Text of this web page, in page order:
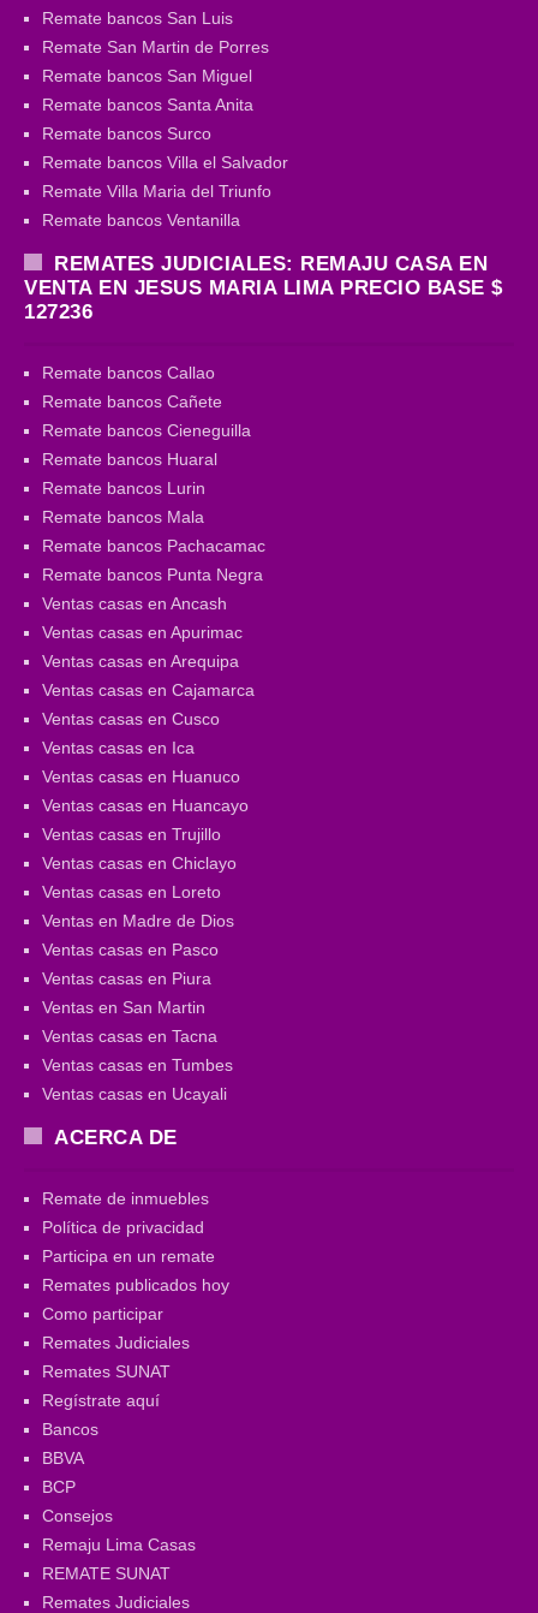
Remate bancos San Luis
Remate San Martin de Porres
Remate bancos San Miguel
Remate bancos Santa Anita
Remate bancos Surco
Remate bancos Villa el Salvador
Remate Villa Maria del Triunfo
Remate bancos Ventanilla
REMATES JUDICIALES: REMAJU CASA EN
VENTA EN JESUS MARIA LIMA PRECIO BASE $
127236
Remate bancos Callao
Remate bancos Cañete
Remate bancos Cieneguilla
Remate bancos Huaral
Remate bancos Lurin
Remate bancos Mala
Remate bancos Pachacamac
Remate bancos Punta Negra
Ventas casas en Ancash
Ventas casas en Apurimac
Ventas casas en Arequipa
Ventas casas en Cajamarca
Ventas casas en Cusco
Ventas casas en Ica
Ventas casas en Huanuco
Ventas casas en Huancayo
Ventas casas en Trujillo
Ventas casas en Chiclayo
Ventas casas en Loreto
Ventas en Madre de Dios
Ventas casas en Pasco
Ventas casas en Piura
Ventas en San Martin
Ventas casas en Tacna
Ventas casas en Tumbes
Ventas casas en Ucayali
ACERCA DE
Remate de inmuebles
Política de privacidad
Participa en un remate
Remates publicados hoy
Como participar
Remates Judiciales
Remates SUNAT
Regístrate aquí
Bancos
BBVA
BCP
Consejos
Remaju Lima Casas
REMATE SUNAT
Remates Judiciales